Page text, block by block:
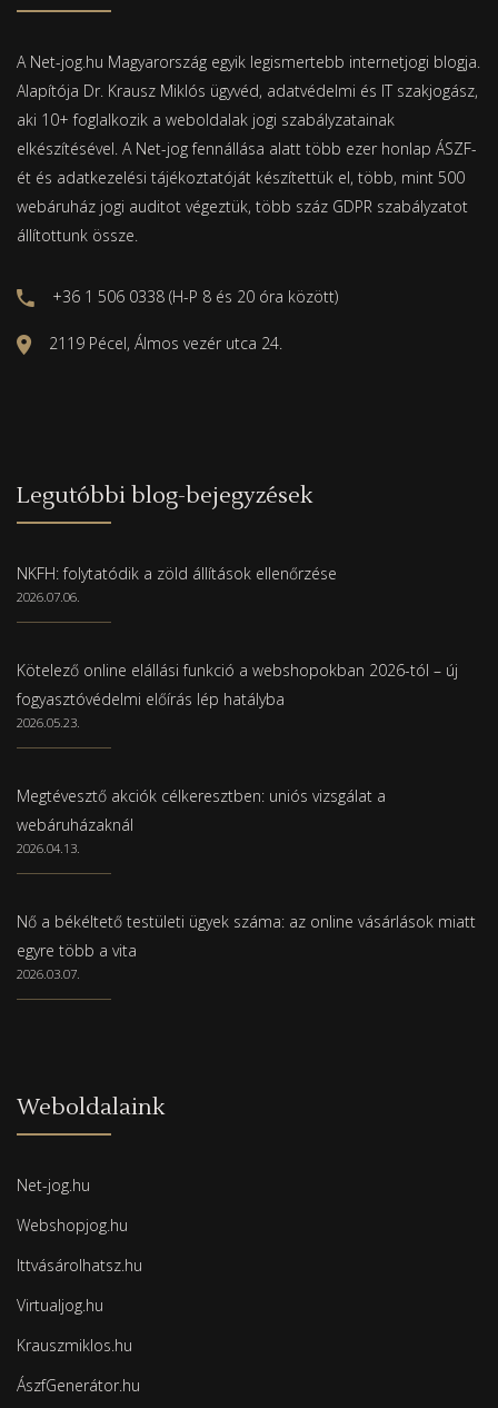
A Net-jog.hu Magyarország egyik legismertebb internetjogi blogja.
Alapítója Dr. Krausz Miklós ügyvéd, adatvédelmi és IT szakjogász,
aki 10+ foglalkozik a weboldalak jogi szabályzatainak
elkészítésével. A Net-jog fennállása alatt több ezer honlap ÁSZF-
ét és adatkezelési tájékoztatóját készítettük el, több, mint 500
webáruház jogi auditot végeztük, több száz GDPR szabályzatot
állítottunk össze.
+36 1 506 0338 (H-P 8 és 20 óra között)
2119 Pécel, Álmos vezér utca 24.
Legutóbbi blog-bejegyzések
NKFH: folytatódik a zöld állítások ellenőrzése
2026.07.06.
Kötelező online elállási funkció a webshopokban 2026-tól – új
fogyasztóvédelmi előírás lép hatályba
2026.05.23.
Megtévesztő akciók célkeresztben: uniós vizsgálat a
webáruházaknál
2026.04.13.
Nő a békéltető testületi ügyek száma: az online vásárlások miatt
egyre több a vita
2026.03.07.
Weboldalaink
Net-jog.hu
Webshopjog.hu
Ittvásárolhatsz.hu
Virtualjog.hu
Krauszmiklos.hu
ÁszfGenerátor.hu